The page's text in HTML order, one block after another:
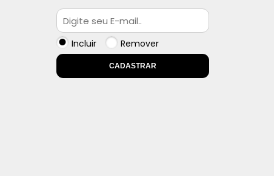
Incluir Remover
CADASTRAR